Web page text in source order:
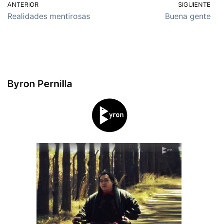
ANTERIOR
Realidades mentirosas
SIGUIENTE
Buena gente
Byron Pernilla